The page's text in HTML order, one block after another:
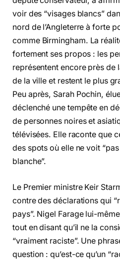
voir des “visages blancs”
nord de l’Angleterre à forte
comme Birmingham. La
fortement ses propos : les
représentent encore près de
de la ville et restent le plus
Peu après, Sarah Pochin,
déclenché une tempête en
de personnes noires et
télévisées. Elle raconte que
des spots où elle ne voit
blanche”.
Le Premier ministre Keir
contre des déclarations qui
pays”. Nigel Farage lui-
tout en disant qu’il ne la
“vraiment raciste”. Une
question : qu’est-ce qu’un